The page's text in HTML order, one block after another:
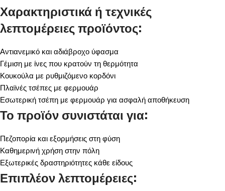
Χαρακτηριστικά ή τεχνικές
λεπτομέρειες προϊόντος:
Αντιανεμικό και αδιάβροχο ύφασμα
Γέμιση με ίνες που κρατούν τη θερμότητα
Κουκούλα με ρυθμιζόμενο κορδόνι
Πλαϊνές τσέπες με φερμουάρ
Εσωτερική τσέπη με φερμουάρ για ασφαλή αποθήκευση
Το προϊόν συνιστάται για:
Πεζοπορία και εξορμήσεις στη φύση
Καθημερινή χρήση στην πόλη
Εξωτερικές δραστηριότητες κάθε είδους
Επιπλέον λεπτομέρειες: